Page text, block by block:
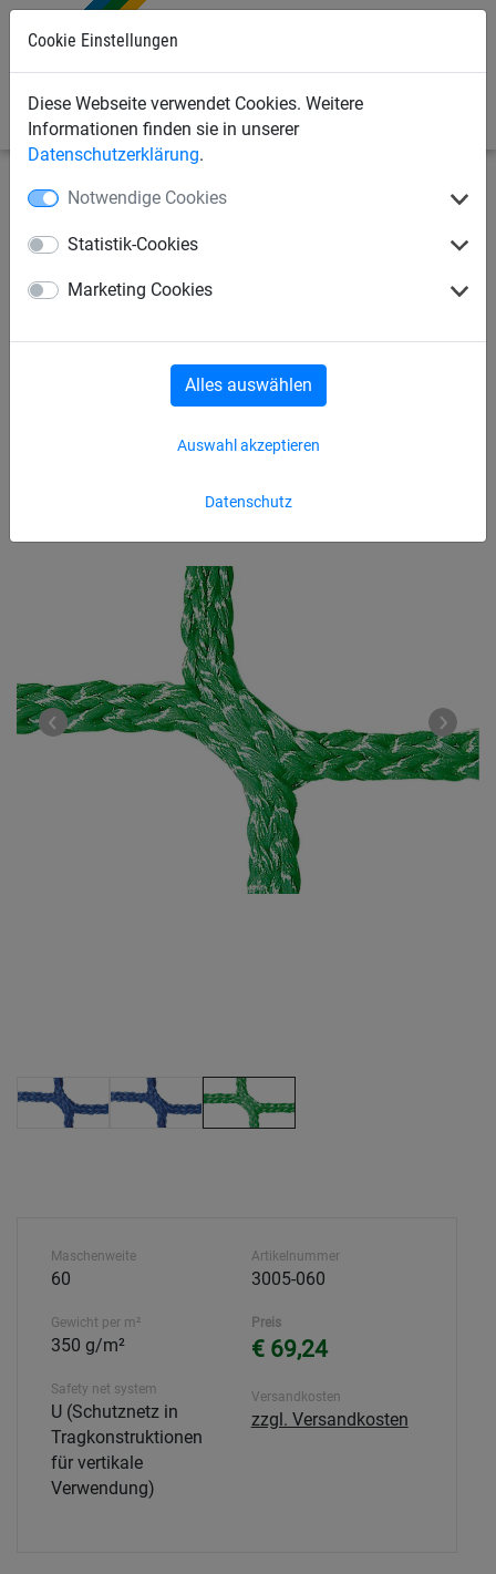
Cookie Einstellungen
Diese Webseite verwendet Cookies. Weitere
Informationen finden sie in unserer
Datenschutzerklärung.
Notwendige Cookies
Statistik-Cookies
Marketing Cookies
Datenschutz
Auswahl akzeptieren
Alles auswählen
Bauschutznetze Seitenschutznetze Seitenschutznetze
Seitenschutznetz aus PP, ca. 5
mm stark, Maschenweite 60
mm
Maschenweite
60
Gewicht per m²
350 g/m²
Safety net system
U (Schutznetz in
Tragkonstruktionen
für vertikale
Verwendung)
Artikelnummer
3005-060
Preis
€ 69,24
Versandkosten
zzgl. Versandkosten